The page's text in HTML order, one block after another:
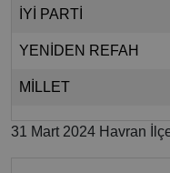
İYİ PARTİ
YENİDEN REFAH
MİLLET
31 Mart 2024 Havran